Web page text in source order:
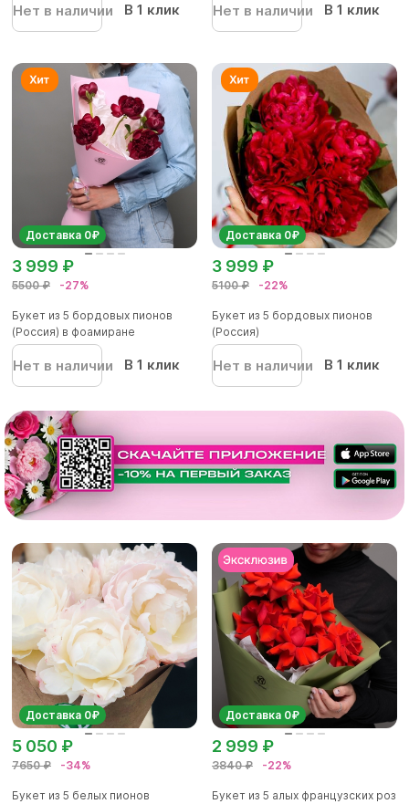
Нет в наличии В 1 клик Нет в наличии В 1 клик
Доставка 0₽
5500 ₽ -27%
3 999 ₽
Букет из 5 бордовых пионов
(Россия) в фоамиране
Нет в наличии В 1 клик
Доставка 0₽
5100 ₽ -22%
3 999 ₽
Букет из 5 бордовых пионов
(Россия)
Нет в наличии В 1 клик
Доставка 0₽
7650 ₽ -34%
5 050 ₽
Букет из 5 белых пионов
Доставка 0₽
3840 ₽ -22%
2 999 ₽
Букет из 5 алых французских роз